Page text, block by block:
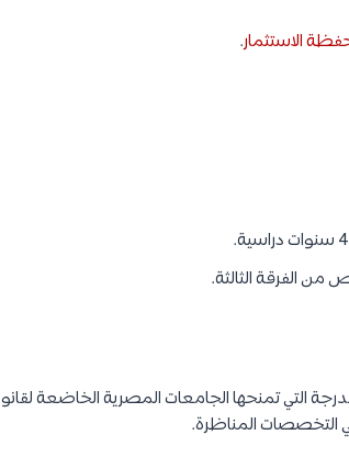
الاستثمار.
الفرقة الثالثة.
التخصصات المناظرة.